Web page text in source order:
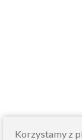
Korzystamy z